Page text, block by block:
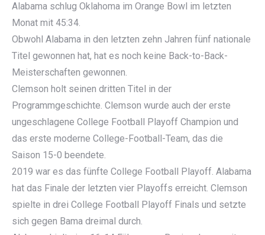
Alabama schlug Oklahoma im Orange Bowl im letzten
Monat mit 45:34.
Obwohl Alabama in den letzten zehn Jahren fünf nationale
Titel gewonnen hat, hat es noch keine Back-to-Back-
Meisterschaften gewonnen.
Clemson holt seinen dritten Titel in der
Programmgeschichte. Clemson wurde auch der erste
ungeschlagene College Football Playoff Champion und
das erste moderne College-Football-Team, das die
Saison 15-0 beendete.
2019 war es das fünfte College Football Playoff. Alabama
hat das Finale der letzten vier Playoffs erreicht. Clemson
spielte in drei College Football Playoff Finals und setzte
sich gegen Bama dreimal durch.